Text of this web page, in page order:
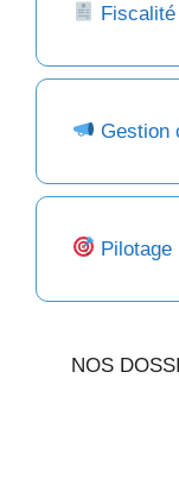
Fiscalité
Gestion
Pilotage
NOS